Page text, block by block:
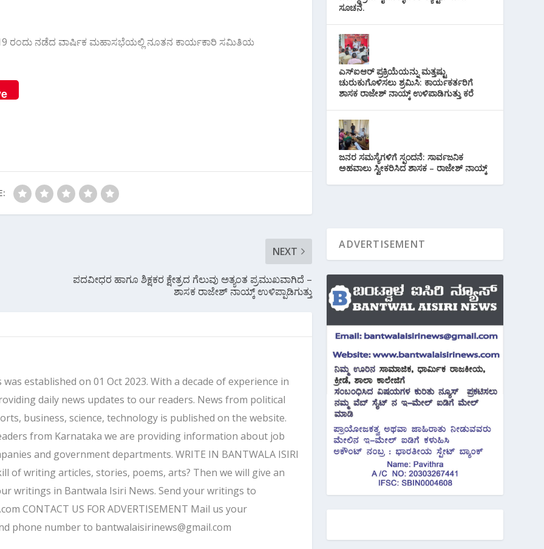
ರಂದು ನಡೆದ ವಾರ್ಷಿಕ ಮಹಾಸಭೆಯಲ್ಲಿ ನೂತನ ಕಾರ್ಯಕಾರಿ ಸಮಿತಿಯ
NEXT
ಪದವೀಧರ ಹಾಗೂ ಶಿಕ್ಷಕರ ಕ್ಷೇತ್ರದ ಗೆಲುವು ಅತ್ಯಂತ ಪ್ರಮುಖವಾಗಿದೆ –
ಶಾಸಕ ರಾಜೇಶ್ ನಾಯ್ಕ್ ಉಳಿಪ್ಪಾಡಿಗುತ್ತು
established on 01 Oct 2023. With a decade of experience in
daily news updates to our readers. News from political
business, science, technology is published on the website.
from Karnataka we are providing information about job
and government departments. WRITE IN BANTWALA ISIRI
of writing articles, stories, poems, arts? Then we will give an
writings in Bantwala Isiri News. Send your writings to
CONTACT US FOR ADVERTISEMENT Mail us your
phone number to bantwalaisirinews@gmail.com
ಸೂಚನೆ.
ಎಸ್‌ಐಆರ್ ಪ್ರಕ್ರಿಯೆಯನ್ನು ಮತ್ತಷ್ಟು
ಚುರುಕುಗೊಳಿಸಲು ಶ್ರಮಿಸಿ: ಕಾರ್ಯಕರ್ತರಿಗೆ
ಶಾಸಕ ರಾಜೇಶ್ ನಾಯ್ಕ್ ಉಳಿಪಾಡಿಗುತ್ತು ಕರೆ
ಜನರ ಸಮಸ್ಯೆಗಳಿಗೆ ಸ್ಪಂದನೆ: ಸಾರ್ವಜನಿಕ
ಅಹವಾಲು ಸ್ವೀಕರಿಸಿದ ಶಾಸಕ – ರಾಜೇಶ್ ನಾಯ್ಕ್